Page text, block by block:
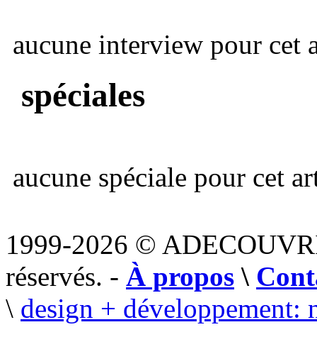
aucune interview pour cet
spéciales
aucune spéciale pour cet
1999-2026 ©
réservés. - À propos \
\ design + développement: